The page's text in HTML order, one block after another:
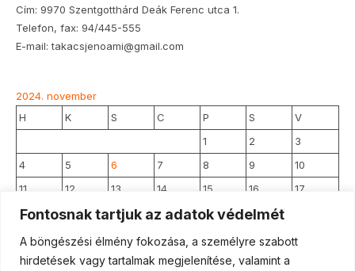
Fontosnak tartjuk az adatok védelmét
A böngészési élmény fokozása, a személyre szabott
hirdetések vagy tartalmak megjelenítése, valamint a
Cím: 9970 Szentgotthárd Deák Ferenc utca 1.
Telefon, fax: 94/445-555
E-mail: takacsjenoami@gmail.com
2024. november
H
K S C P S
V
1
2
3
4
5 6 7 8 9
10
11
12 13 14 15 16
17
18
19 20 21 22 23
25
27 28